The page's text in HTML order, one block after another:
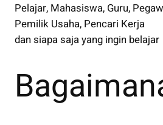
Pelajar, Mahasiswa, Guru,
Pemilik Usaha, Pencari Kerja
dan siapa saja yang ingin belajar